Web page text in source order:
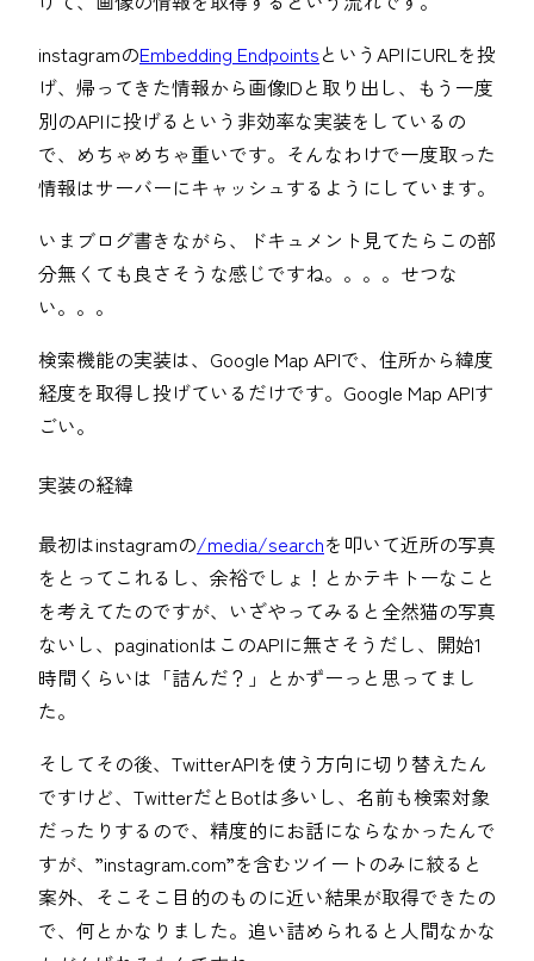
instagramのEmbedding EndpointsというAPIにURLを投
げ、帰ってきた情報から画像IDと取り出し、もう一度
別のAPIに投げるという非効率な実装をしているの
で、めちゃめちゃ重いです。そんなわけで一度取った
情報はサーバーにキャッシュするようにしています。
いまブログ書きながら、ドキュメント見てたらこの部
分無くても良さそうな感じですね。。。。せつな
い。。。
検索機能の実装は、Google Map APIで、住所から緯度
経度を取得し投げているだけです。Google Map APIす
ごい。
実装の経緯
最初はinstagramの/media/searchを叩いて近所の写真
をとってこれるし、余裕でしょ！とかテキトーなこと
を考えてたのですが、いざやってみると全然猫の写真
ないし、paginationはこのAPIに無さそうだし、開始1
時間くらいは「詰んだ？」とかずーっと思ってまし
た。
そしてその後、TwitterAPIを使う方向に切り替えたん
ですけど、TwitterだとBotは多いし、名前も検索対象
だったりするので、精度的にお話にならなかったんで
すが、”instagram.com”を含むツイートのみに絞ると
案外、そこそこ目的のものに近い結果が取得できたの
で、何とかなりました。追い詰められると人間なかな